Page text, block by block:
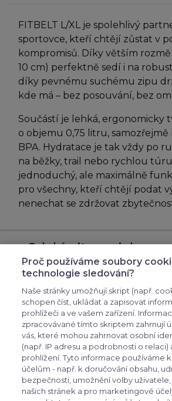
FITBELT L/XL je spolehlivý
sportovce, kteří chtějí zůstat v
kompromisů. Díky větším
10 cm) perfektně sedí i na
díky pevnému suchému zipu
kde má – bez posouvání, bez
Součástí je lehká, ergonomicky
o objemu 0,75 litru, samozřejmě
BPA. Hydratace je tak vždy po
na běžky, trail nebo rychlou
jednoduchý, ale maximálně
pro všechny, kteří chtějí podat
nenechat se zdržovat
Odebírejte novinky
přihlašte se k odběru novinek,
neuniklo
Zákaznické menuexpand_more
Proč používáme soubory
technologie sledování?
Naše stránky umožňují skript (např.
schopen číst, ukládat a zapisovat
prohlížeči a ve vašem zařízení.
zpracovávané tímto skriptem zahrnují
vás, které mohou zahrnovat osobní
(např. IP adresu a podrobnosti o relaci)
prohlížení. Tyto informace používáme
účelům - např. k doručování obsahu,
bezpečnosti, umožnění volby
našich stránek a pro marketingové